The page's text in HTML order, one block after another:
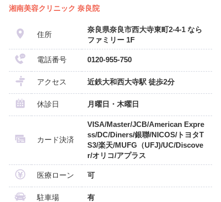
湘南美容クリニック 奈良院
住所
奈良県奈良市西大寺東町2-4-1 なら
ファミリー 1F
電話番号 0120-955-750
アクセス 近鉄大和西大寺駅 徒歩2分
休診日 月曜日・木曜日
カード決済
VISA/Master/JCB/American Expre
ss/DC/Diners/銀聯/NICOS/トヨタT
S3/楽天/MUFG（UFJ)/UC/Discove
r/オリコ/アプラス
医療ローン 可
駐車場 有